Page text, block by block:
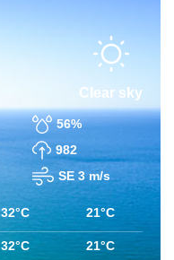
Clear sky
56%
982
SE 3 m/s
32°C 21°C
32°C 21°C